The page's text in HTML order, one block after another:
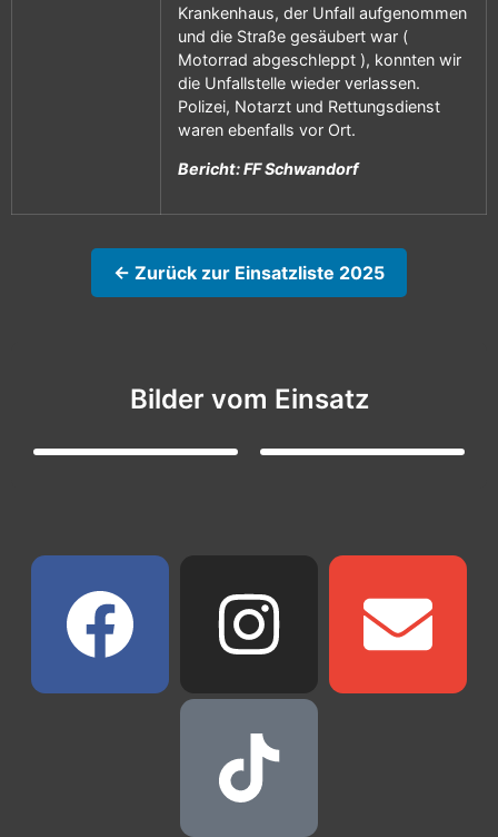
Krankenhaus, der Unfall aufgenommen
und die Straße gesäubert war (
Motorrad abgeschleppt ), konnten wir
die Unfallstelle wieder verlassen.
Polizei, Notarzt und Rettungsdienst
waren ebenfalls vor Ort.
Bericht: FF Schwandorf
← Zurück zur Einsatzliste 2025
Bilder vom Einsatz